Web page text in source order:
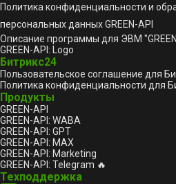
Политика конфиденциальности и
персональных данных GREEN-API
Описание программы для ЭВМ
GREEN-API: Logo
Битрикс24
Пользовательское соглашение для
Политика конфиденциальности для
Продукты
GREEN-API
GREEN-API: WABA
GREEN-API: GPT
GREEN-API: MAX
GREEN-API: Marketing
GREEN-API: Telegram 🔥
Техподдержка